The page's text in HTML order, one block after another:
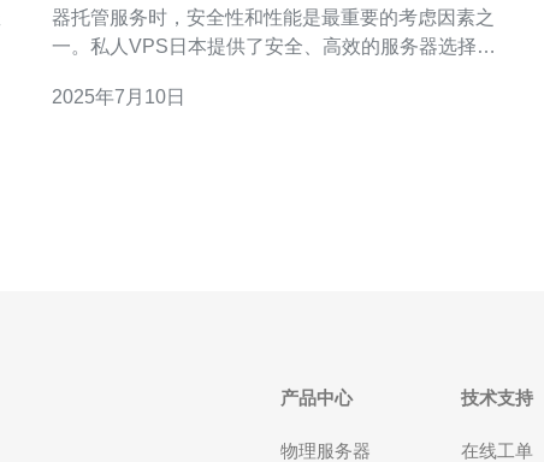
器托管服务时，安全性和性能是最重要的考虑因素之
一。私人VPS日本提供了安全、高效的服务器选择，
VPS日本提供的服务器具有高度的安全性，通过严格
2025年7月10日
产品中心
物理服务器
技术支持
在线工单